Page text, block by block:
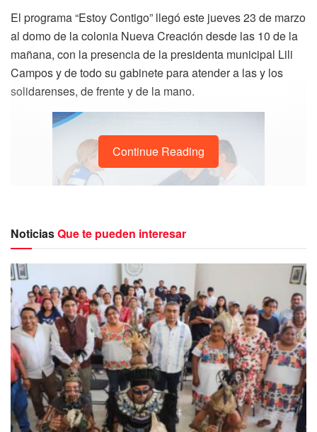
El programa “Estoy Contigo” llegó este jueves 23 de marzo
al domo de la colonia Nueva Creación desde las 10 de la
mañana, con la presencia de la presidenta municipal Lili
Campos y de todo su gabinete para atender a las y los
solidarenses, de frente y de la mano.
La edil Lili Campos dijo a los presentes: “estamos aquí con
las oficinas de gobierno para atender sus trámites y
servicios en diversos tipos de gestiones, tanto por los
funcionarios como por la edil”.
Mediante audiencias con previo registro, la presidenta
municipal atendió a 35 ciudadanos, a quienes les dio
solución y seguimiento a sus solicitudes.
Continue Reading
NoticiasQue te pueden interesar